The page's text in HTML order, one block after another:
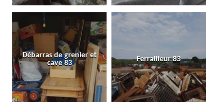
Débarras de grenier et
cave 83
Ferrailleur 83